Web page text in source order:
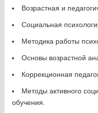
Возрастная и
Социальная
Методика работы
Основы возрастной
Коррекционная
Методы активного
обучения.